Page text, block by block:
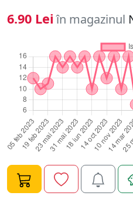
6.90 Lei în magazinul